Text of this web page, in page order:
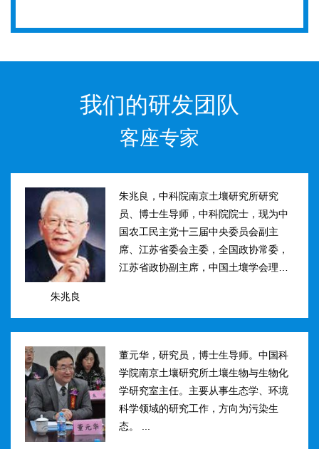
我们的研发团队
客座专家
朱兆良
朱兆良，中科院南京土壤研究所研究
员、博士生导师，中科院院士，现为中
国农工民主党十三届中央委员会副主
席、江苏省委会主委，全国政协常委，
江苏省政协副主席，中国土壤学会理事
国家、中科院、江苏省科技进步奖和自
董元华，研究员，博士生导师。中国科
学院南京土壤研究所土壤生物与生物化
学研究室主任。主要从事生态学、环境
科学领域的研究工作，方向为污染生
态。 ...